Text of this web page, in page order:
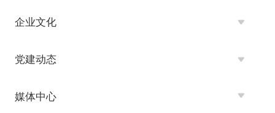
企业文化
党建动态
媒体中心